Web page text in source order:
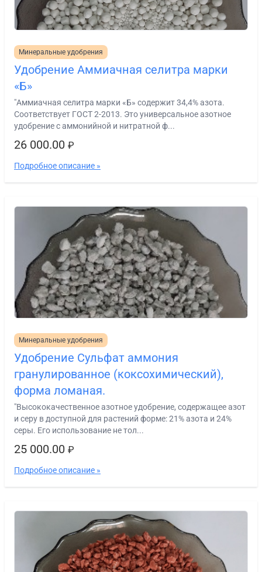
Минеральные удобрения
Удобрение Аммиачная селитра марки
«Б»
"Аммиачная селитра марки «Б» содержит 34,4% азота.
Соответствует ГОСТ 2-2013. Это универсальное азотное
удобрение с аммонийной и нитратной ф...
26 000.00 ₽
Подробное описание »
Минеральные удобрения
Удобрение Сульфат аммония
гранулированное (коксохимический),
форма ломаная.
"Высококачественное азотное удобрение, содержащее азот
и серу в доступной для растений форме: 21% азота и 24%
серы. Его использование не тол...
25 000.00 ₽
Подробное описание »